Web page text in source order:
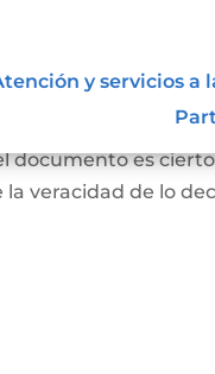
y servicios a
y contenido
podrán acudir
documento es
veracidad de lo